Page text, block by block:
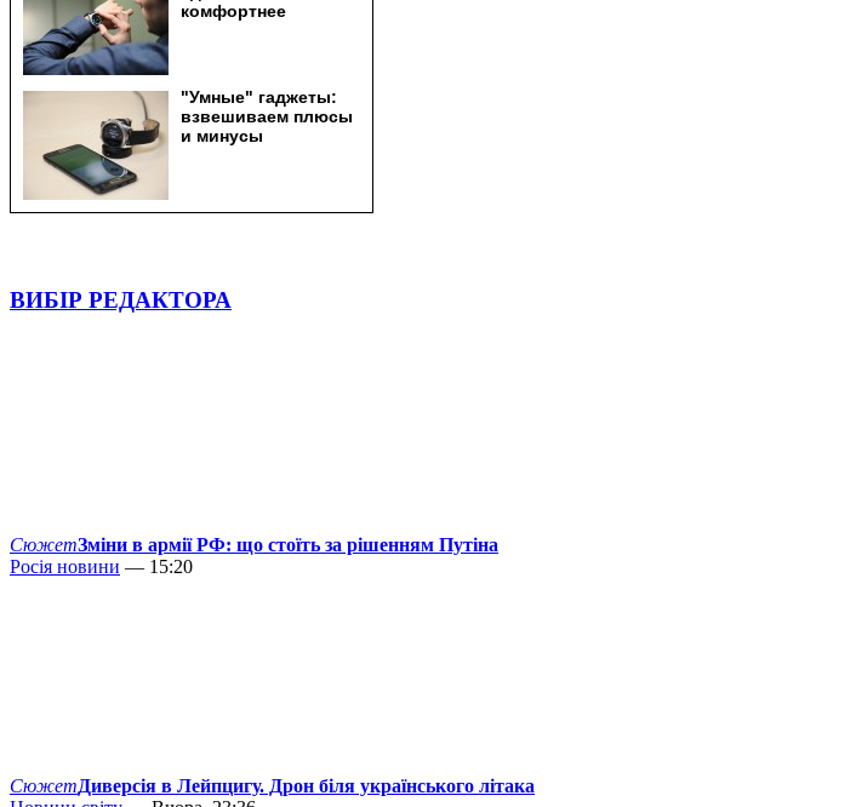
ВИБІР РЕДАКТОРА
СюжетЗміни в армії РФ: що стоїть за рішенням Путіна
Росія новини — 15:20
СюжетДиверсія в Лейпцигу. Дрон біля українського літака